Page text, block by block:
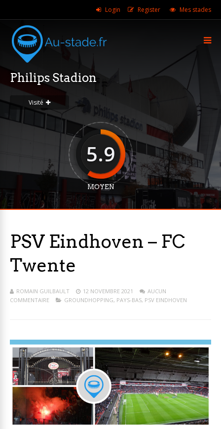
Login Register Mes stades
Philips Stadion
Visité
5.9
MOYEN
PSV Eindhoven – FC
Twente
ROMAIN GUILBAULT 12 NOVEMBRE 2021
AUCUN
COMMENTAIRE
GROUNDHOPPING, PAYS-BAS, PSV EINDHOVEN